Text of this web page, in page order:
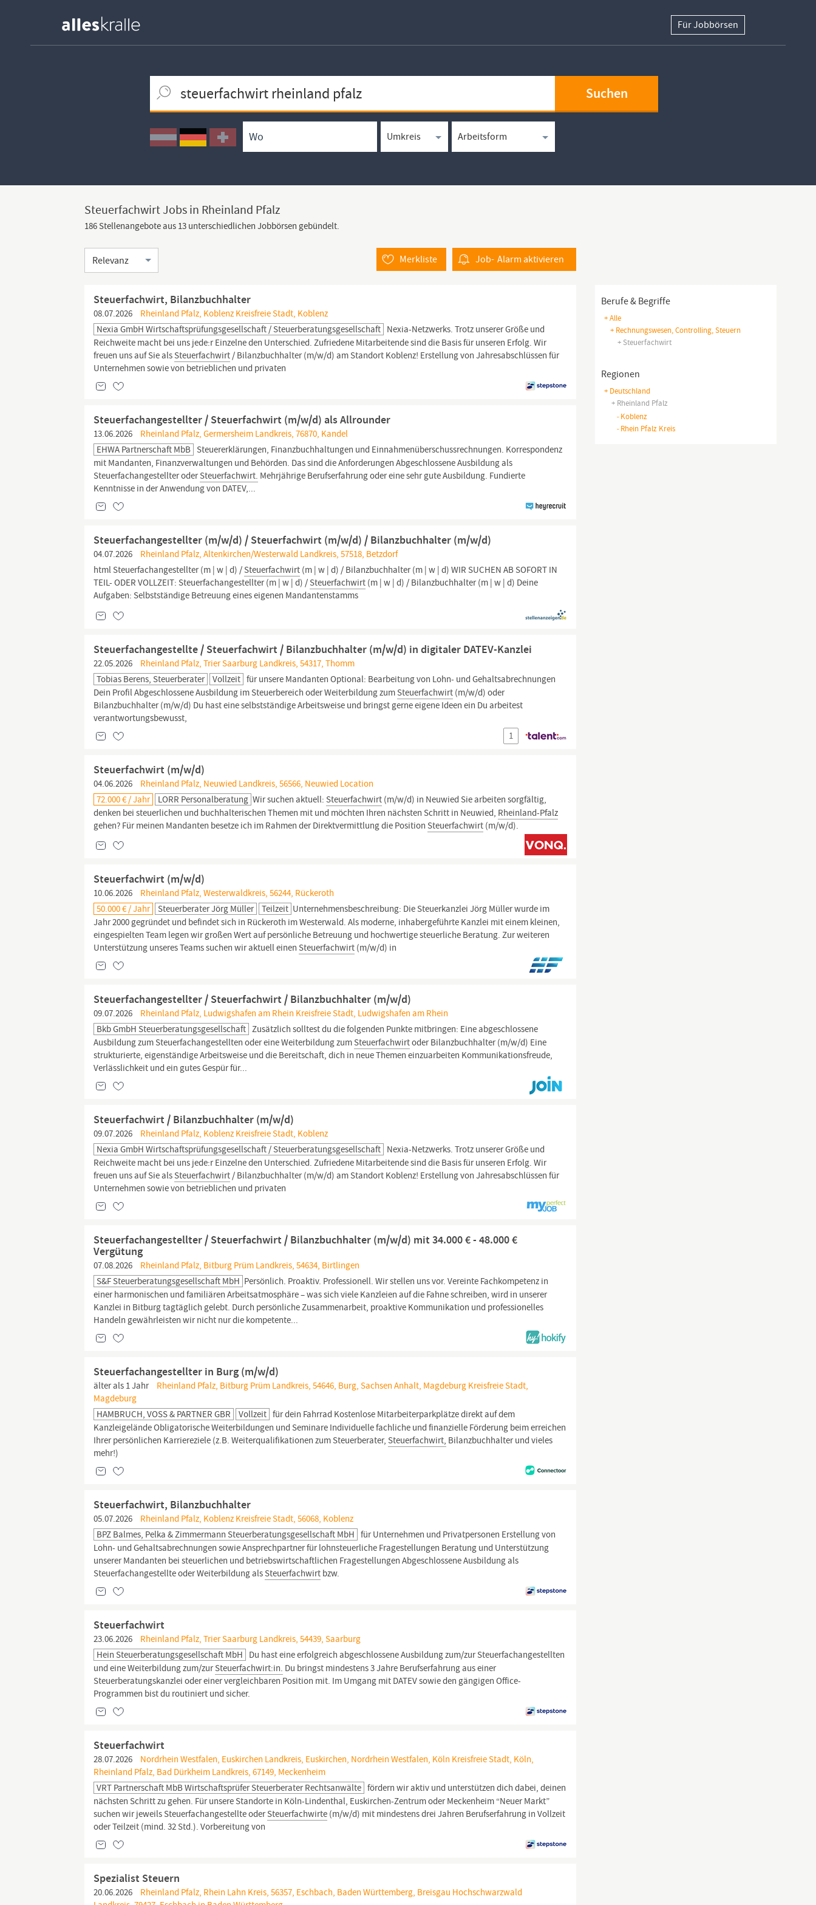
Für Jobbörsen
Ortssuche
Umkreissuche
Arbeitsform
Berufe & Begriffe
+ Alle
+ Rechnungswesen, Controlling, Steuern
+ Steuerfachwirt
Regionen
+ Deutschland
+ Rheinland Pfalz
-Koblenz
-Rhein Pfalz Kreis
Steuerfachwirt Jobs in Rheinland Pfalz
186 Stellenangebote aus 13 unterschiedlichen Jobbörsen gebündelt.
Sortierung Job- Alarmaktivieren
Merkliste
Steuerfachwirt, Bilanzbuchhalter
08.07.2026
Rheinland Pfalz, Koblenz Kreisfreie Stadt, Koblenz
Nexia GmbH Wirtschaftsprüfungsgesellschaft / Steuerberatungsgesellschaft Nexia-Netzwerks. Trotz unserer Größe und
Reichweite macht bei uns jede:r Einzelne den Unterschied. Zufriedene Mitarbeitende sind die Basis für unseren Erfolg. Wir
freuen uns auf Sie als Steuerfachwirt/ Bilanzbuchhalter (m/w/d) am Standort Koblenz! Erstellung von Jahresabschlüssen für
Unternehmen sowie von betrieblichen und privaten
Steuerfachangestellter / Steuerfachwirt (m/w/d) als Allrounder
13.06.2026
Rheinland Pfalz, Germersheim Landkreis, 76870, Kandel
EHWA Partnerschaft MbB Steuererklärungen, Finanzbuchhaltungen und Einnahmenüberschussrechnungen. Korrespondenz
mit Mandanten, Finanzverwaltungen und Behörden. Das sind die Anforderungen Abgeschlossene Ausbildung als
Steuerfachangestellter oderSteuerfachwirt. Mehrjährige Berufserfahrung oder eine sehr gute Ausbildung. Fundierte
Kenntnisse in der Anwendung von DATEV,...
Steuerfachangestellter (m/w/d) / Steuerfachwirt (m/w/d) / Bilanzbuchhalter (m/w/d)
04.07.2026
Rheinland Pfalz, Altenkirchen/Westerwald Landkreis, 57518, Betzdorf
html Steuerfachangestellter (m | w | d) / Steuerfachwirt (m | w | d) / Bilanzbuchhalter (m | w | d) WIR SUCHEN AB SOFORT IN
TEIL- ODER VOLLZEIT: Steuerfachangestellter (m | w | d) / Steuerfachwirt (m | w | d) / Bilanzbuchhalter (m | w | d) Deine
Aufgaben: Selbstständige Betreuung eines eigenen Mandantenstamms
Steuerfachangestellte / Steuerfachwirt / Bilanzbuchhalter (m/w/d) in digitaler DATEV-Kanzlei
22.05.2026
Rheinland Pfalz, Trier Saarburg Landkreis, 54317, Thomm
Tobias Berens, Steuerberater
Vollzeit für unsere Mandanten Optional: Bearbeitung von Lohn- und Gehaltsabrechnungen
Dein Profil Abgeschlossene Ausbildung im Steuerbereich oder Weiterbildung zum Steuerfachwirt (m/w/d) oder
Bilanzbuchhalter (m/w/d) Du hast eine selbstständige Arbeitsweise und bringst gerne eigene Ideen ein Du arbeitest
verantwortungsbewusst,
1
Steuerfachwirt (m/w/d)
04.06.2026
Rheinland Pfalz, Neuwied Landkreis, 56566, Neuwied Location
72.000 € / Jahr
LORR Personalberatung Wir suchen aktuell: Steuerfachwirt (m/w/d) in Neuwied Sie arbeiten sorgfältig,
denken bei steuerlichen und buchhalterischen Themen mit und möchten Ihren nächsten Schritt in Neuwied, Rheinland-Pfalz
gehen? Für meinen Mandanten besetze ich im Rahmen der Direktvermittlung die Position Steuerfachwirt (m/w/d).
Steuerfachwirt (m/w/d)
10.06.2026
Rheinland Pfalz, Westerwaldkreis, 56244, Rückeroth
50.000 € / Jahr
Steuerberater Jörg Müller Teilzeit Unternehmensbeschreibung: Die Steuerkanzlei Jörg Müller wurde im
Jahr 2000 gegründet und befindet sich in Rückeroth im Westerwald. Als moderne, inhabergeführte Kanzlei mit einem kleinen,
eingespielten Team legen wir großen Wert auf persönliche Betreuung und hochwertige steuerliche Beratung. Zur weiteren
Unterstützung unseres Teams suchen wir aktuell einen Steuerfachwirt (m/w/d) in
Steuerfachangestellter / Steuerfachwirt / Bilanzbuchhalter (m/w/d)
09.07.2026
Rheinland Pfalz, Ludwigshafen am Rhein Kreisfreie Stadt, Ludwigshafen am Rhein
Bkb GmbH Steuerberatungsgesellschaft Zusätzlich solltest du die folgenden Punkte mitbringen: Eine abgeschlossene
Ausbildung zum Steuerfachangestellten oder eine Weiterbildung zum Steuerfachwirtoder Bilanzbuchhalter (m/w/d) Eine
strukturierte, eigenständige Arbeitsweise und die Bereitschaft, dich in neue Themen einzuarbeiten Kommunikationsfreude,
Verlässlichkeit und ein gutes Gespür für...
Steuerfachwirt / Bilanzbuchhalter (m/w/d)
09.07.2026
Rheinland Pfalz, Koblenz Kreisfreie Stadt, Koblenz
Nexia GmbH Wirtschaftsprüfungsgesellschaft / Steuerberatungsgesellschaft Nexia-Netzwerks. Trotz unserer Größe und
Reichweite macht bei uns jede:r Einzelne den Unterschied. Zufriedene Mitarbeitende sind die Basis für unseren Erfolg. Wir
freuen uns auf Sie als Steuerfachwirt/ Bilanzbuchhalter (m/w/d) am Standort Koblenz! Erstellung von Jahresabschlüssen für
Unternehmen sowie von betrieblichen und privaten
Steuerfachangestellter / Steuerfachwirt / Bilanzbuchhalter (m/w/d) mit 34.000 € - 48.000 €
Vergütung
07.08.2026
Rheinland Pfalz, Bitburg Prüm Landkreis, 54634, Birtlingen
S&F Steuerberatungsgesellschaft MbH Persönlich. Proaktiv. Professionell. Wir stellen uns vor. Vereinte Fachkompetenz in
einer harmonischen und familiären Arbeitsatmosphäre – was sich viele Kanzleien auf die Fahne schreiben, wird in unserer
Kanzlei in Bitburg tagtäglich gelebt. Durch persönliche Zusammenarbeit, proaktive Kommunikation und professionelles
Handeln gewährleisten wir nicht nur die kompetente...
Steuerfachangestellter in Burg (m/w/d)
älter als 1 Jahr
Rheinland Pfalz, Bitburg Prüm Landkreis, 54646, Burg, Sachsen Anhalt, Magdeburg Kreisfreie Stadt,
Magdeburg
HAMBRUCH, VOSS & PARTNER GBR
Vollzeit für dein Fahrrad Kostenlose Mitarbeiterparkplätze direkt auf dem
Kanzleigelände Obligatorische Weiterbildungen und Seminare Individuelle fachliche und finanzielle Förderung beim erreichen
Ihrer persönlichen Karriereziele (z.B. Weiterqualifikationen zum Steuerberater, Steuerfachwirt, Bilanzbuchhalter und vieles
mehr!)
Steuerfachwirt, Bilanzbuchhalter
05.07.2026
Rheinland Pfalz, Koblenz Kreisfreie Stadt, 56068, Koblenz
BPZ Balmes, Pelka & Zimmermann Steuerberatungsgesellschaft MbH für Unternehmen und Privatpersonen Erstellung von
Lohn- und Gehaltsabrechnungen sowie Ansprechpartner für lohnsteuerliche Fragestellungen Beratung und Unterstützung
unserer Mandanten bei steuerlichen und betriebswirtschaftlichen Fragestellungen Abgeschlossene Ausbildung als
Steuerfachangestellte oder Weiterbildung als Steuerfachwirt bzw.
Steuerfachwirt
23.06.2026
Rheinland Pfalz, Trier Saarburg Landkreis, 54439, Saarburg
Hein Steuerberatungsgesellschaft MbH Du hast eine erfolgreich abgeschlossene Ausbildung zum/zur Steuerfachangestellten
und eine Weiterbildung zum/zurSteuerfachwirt:in. Du bringst mindestens 3 Jahre Berufserfahrung aus einer
Steuerberatungskanzlei oder einer vergleichbaren Position mit. Im Umgang mit DATEV sowie den gängigen Office-
Programmen bist du routiniert und sicher.
Steuerfachwirt
28.07.2026
Nordrhein Westfalen, Euskirchen Landkreis, Euskirchen, Nordrhein Westfalen, Köln Kreisfreie Stadt, Köln,
Rheinland Pfalz, Bad Dürkheim Landkreis, 67149, Meckenheim
VRT Partnerschaft MbB Wirtschaftsprüfer Steuerberater Rechtsanwälte fördern wir aktiv und unterstützen dich dabei, deinen
nächsten Schritt zu gehen. Für unsere Standorte in Köln-Lindenthal, Euskirchen-Zentrum oder Meckenheim “Neuer Markt”
suchen wir jeweils Steuerfachangestellte oderSteuerfachwirte (m/w/d) mit mindestens drei Jahren Berufserfahrung in Vollzeit
oder Teilzeit (mind. 32 Std.). Vorbereitung von
Spezialist Steuern
20.06.2026
Rheinland Pfalz, Rhein Lahn Kreis, 56357, Eschbach, Baden Württemberg, Breisgau Hochschwarzwald